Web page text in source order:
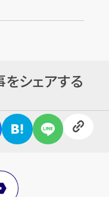
シェアする